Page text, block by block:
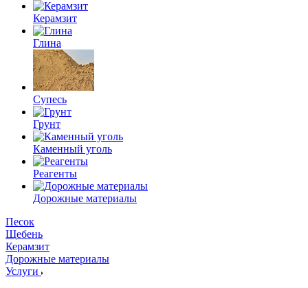
Керамзит
Глина
Супесь
Грунт
Каменный уголь
Реагенты
Дорожные материалы
Песок
Щебень
Керамзит
Дорожные материалы
Услуги